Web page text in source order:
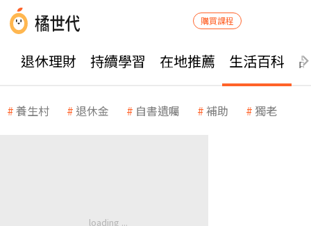
購買課程
退休理財 持續學習 在地推薦 生活百科
養生村 退休金 自書遺囑 補助 獨老